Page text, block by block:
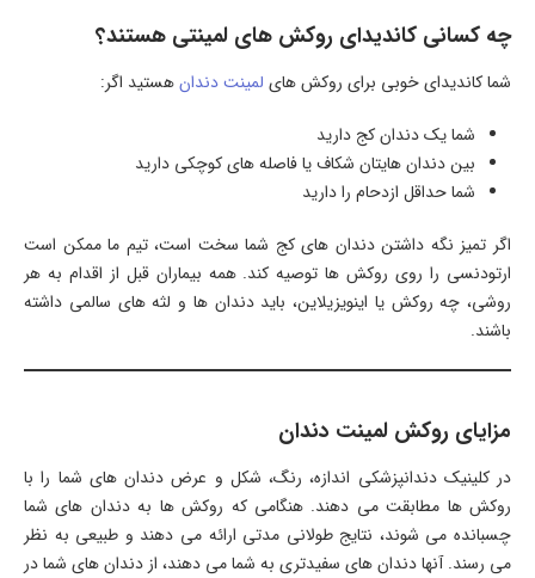
چه کسانی کاندیدای روکش های لمینتی هستند؟
شما کاندیدای خوبی برای روکش های لمینت دندانهستید اگر:
شما یک دندان کج دارید
بین دندان هایتان شکاف یا فاصله های کوچکی دارید
شما حداقل ازدحام را دارید
اگر تمیز نگه داشتن دندان های کج شما سخت است، تیم ما ممکن است
ارتودنسی را روی روکش ها توصیه کند. همه بیماران قبل از اقدام به هر
روشی، چه روکش یا اینویزیلاین، باید دندان ها و لثه های سالمی داشته
باشند.
مزایای روکش لمینت دندان
در کلینیک دندانپزشکی اندازه، رنگ، شکل و عرض دندان های شما را با
روکش ها مطابقت می دهند. هنگامی که روکش ها به دندان های شما
چسبانده می شوند، نتایج طولانی مدتی ارائه می دهند و طبیعی به نظر
می رسند. آنها دندان های سفیدتری به شما می دهند، از دندان های شما در